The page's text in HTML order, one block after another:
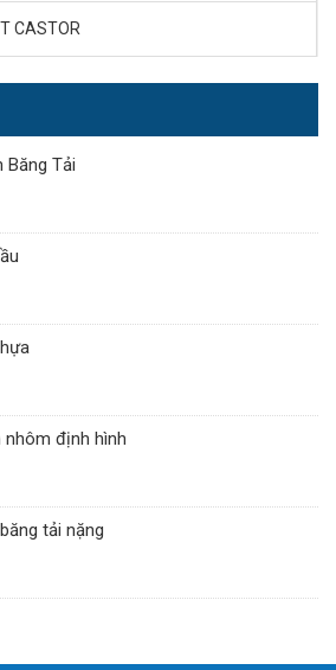
CASTOR
Băng Tải
nhôm định hình
tải nặng